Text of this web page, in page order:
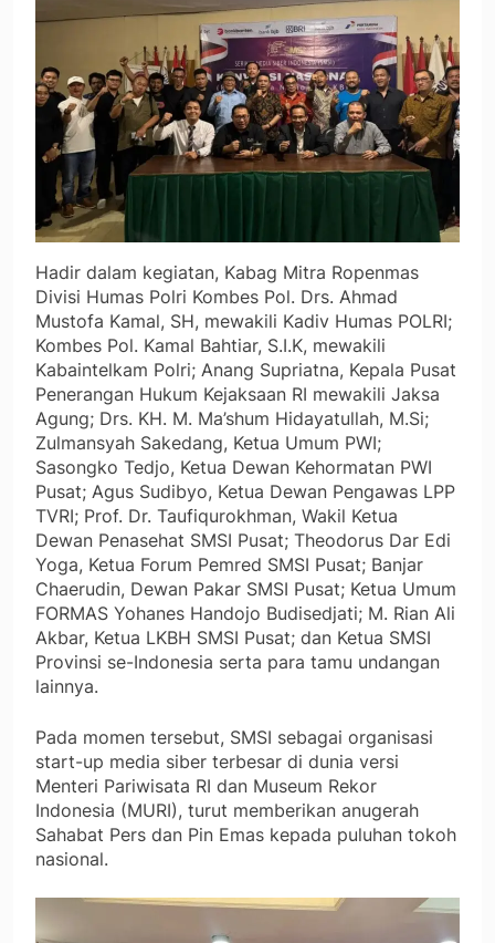
Hadir dalam kegiatan, Kabag Mitra Ropenmas
Divisi Humas Polri Kombes Pol. Drs. Ahmad
Mustofa Kamal, SH, mewakili Kadiv Humas POLRI;
Kombes Pol. Kamal Bahtiar, S.I.K, mewakili
Kabaintelkam Polri; Anang Supriatna, Kepala Pusat
Penerangan Hukum Kejaksaan RI mewakili Jaksa
Agung; Drs. KH. M. Ma’shum Hidayatullah, M.Si;
Zulmansyah Sakedang, Ketua Umum PWI;
Sasongko Tedjo, Ketua Dewan Kehormatan PWI
Pusat; Agus Sudibyo, Ketua Dewan Pengawas LPP
TVRI; Prof. Dr. Taufiqurokhman, Wakil Ketua
Dewan Penasehat SMSI Pusat; Theodorus Dar Edi
Yoga, Ketua Forum Pemred SMSI Pusat; Banjar
Chaerudin, Dewan Pakar SMSI Pusat; Ketua Umum
FORMAS Yohanes Handojo Budisedjati; M. Rian Ali
Akbar, Ketua LKBH SMSI Pusat; dan Ketua SMSI
Provinsi se-Indonesia serta para tamu undangan
lainnya.
Pada momen tersebut, SMSI sebagai organisasi
start-up media siber terbesar di dunia versi
Menteri Pariwisata RI dan Museum Rekor
Indonesia (MURI), turut memberikan anugerah
Sahabat Pers dan Pin Emas kepada puluhan tokoh
nasional.